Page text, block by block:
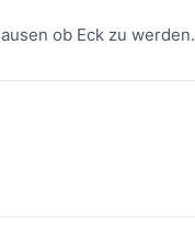
ob Eck zu werden.